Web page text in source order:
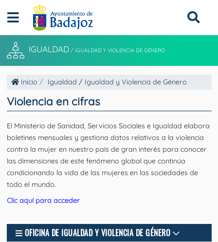
IGUALDAD / IGUALDAD Y VIOLENCIA DE GÉNERO
Inicio Igualdad / Igualdad y Violencia de Género
Violencia en cifras
El Ministerio de Sanidad, Servicios Sociales e Igualdad elabora
boletines mensuales y gestiona datos relativos a la violencia
contra la mujer en nuestro país de gran interés para conocer
las dimensiones de este fenómeno global que continúa
condicionando la vida de las mujeres en las sociedades de
todo el mundo.
Clic aquí para acceder
OFICINA DE IGUALDAD Y VIOLENCIA DE GÉNERO